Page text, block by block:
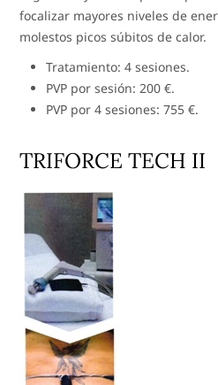
focalizar mayores niveles de
molestos picos súbitos de calor.
Tratamiento: 4 sesiones.
PVP por sesión: 200 €.
PVP por 4 sesiones: 755 €.
TRIFORCE TECH II